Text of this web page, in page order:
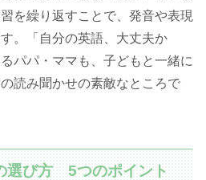
を繰り返すことで、発音や表現
。「自分の英語、大丈夫か
パパ・ママも、子どもと一緒に
読み聞かせの素敵なところで
選び方 5つのポイント